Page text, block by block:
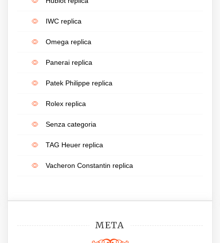
IWC replica
Omega replica
Panerai replica
Patek Philippe replica
Rolex replica
Senza categoria
TAG Heuer replica
Vacheron Constantin replica
META